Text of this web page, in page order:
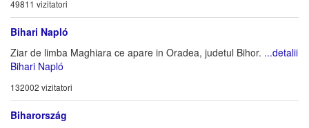
49811 vizitatori
Bihari Napló
Ziar de limba Maghiara ce apare in Oradea, judetul Bihor. ...detalii
Bihari Napló
132002 vizitatori
Biharország